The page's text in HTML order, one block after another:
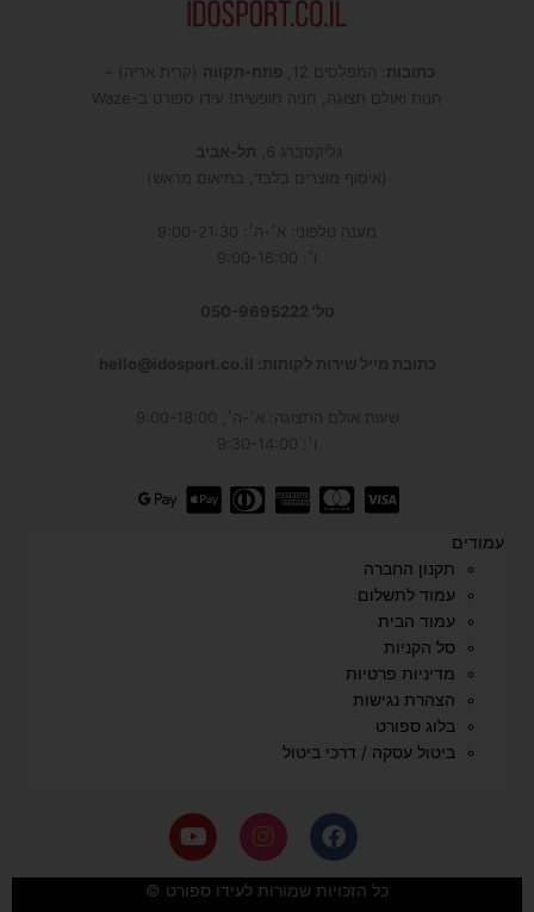
כתובות : המפלסים 12, פתח-תקווה (קרית אריה) –
חנות ואולם תצוגה, חניה חופשית! עידו ספורט ב-Waze
גליקסברג 6,
תל-אביב
(איסוף מוצרים בלבד, בתיאום מראש)
מענה טלפוני: א׳-ה׳: 9:00-21:30
ו׳: 9:00-16:00
טל' 050-9695222
כתובת מייל שירות לקוחות: hello@idosport.co.il
שעות אולם התצוגה: א׳-ה׳, 9:00-18:00
ו׳: 9:30-14:00
עמודים
תקנון החברה
עמוד לתשלום
עמוד הבית
סל הקניות
מדיניות פרטיות
הצהרת נגישות
בלוג ספורט
ביטול עסקה / דרכי ביטול
F
a
c
e
I
n
s
t
Y
o
u
t
כל הזכויות שמורות לעידו ספורט ©